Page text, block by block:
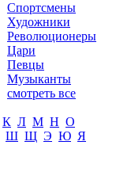
Спортсмены
Художники
Революционеры
Цари
Певцы
Музыканты
смотреть все
К Л М Н О
Ш Щ Э Ю Я